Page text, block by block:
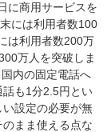
に商用サービスを
には利用者数100
は利用者数200万
万人を突破しま
内の固定電話へ
も1分2.5円とい
設定の必要が無
まま使える点な